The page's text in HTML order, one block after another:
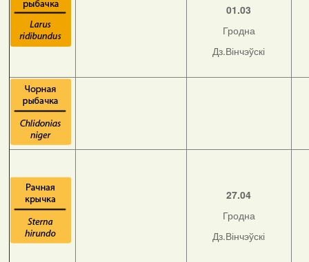
01.03
Гродна
Дз.Вінчэўскі
27.04
Гродна
Дз.Вінчэўскі